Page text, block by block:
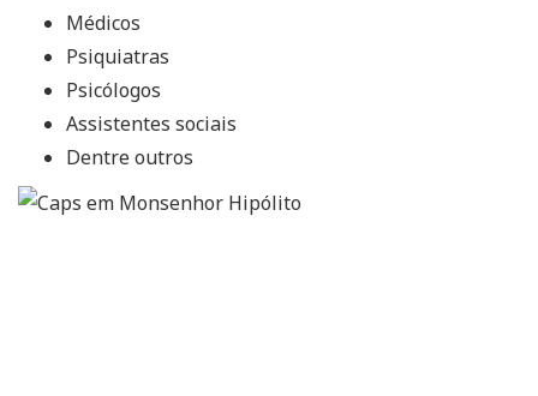
Médicos
Psiquiatras
Psicólogos
Assistentes sociais
Dentre outros